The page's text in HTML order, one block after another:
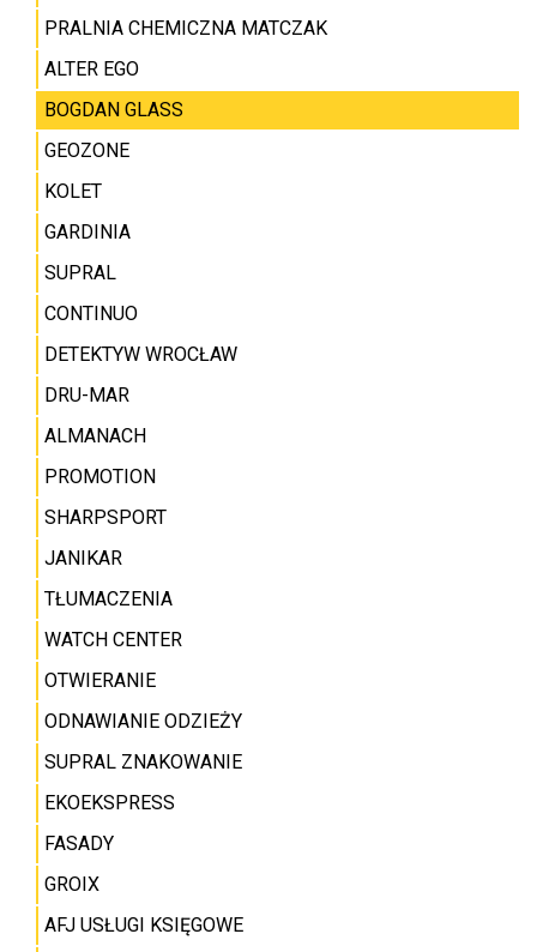
PRALNIA CHEMICZNA MATCZAK
ALTER EGO
BOGDAN GLASS
GEOZONE
KOLET
GARDINIA
SUPRAL
CONTINUO
DETEKTYW WROCŁAW
DRU-MAR
ALMANACH
PROMOTION
SHARPSPORT
JANIKAR
TŁUMACZENIA
WATCH CENTER
OTWIERANIE
ODNAWIANIE ODZIEŻY
SUPRAL ZNAKOWANIE
EKOEKSPRESS
FASADY
GROIX
AFJ USŁUGI KSIĘGOWE